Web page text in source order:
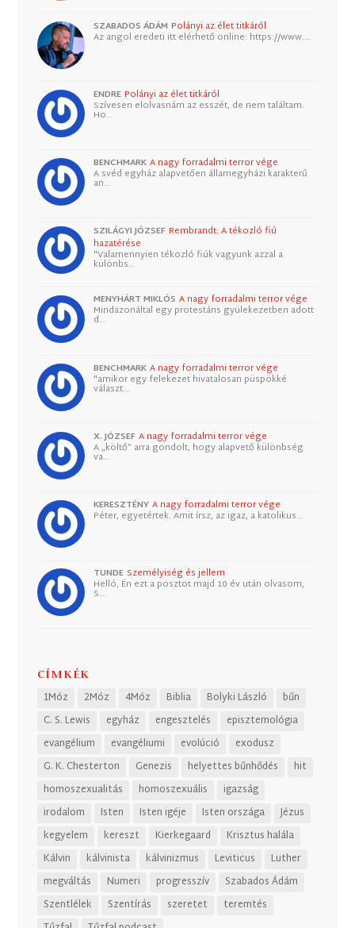
SZABADOS ÁDÁM Polányi az élet titkáról
Az angol eredeti itt elérhető online: https://www.…
ENDRE Polányi az élet titkáról
Szívesen elolvasnám az esszét, de nem találtam.
Ho…
BENCHMARK A nagy forradalmi terror vége
A svéd egyház alapvetően államegyházi karakterű
an…
SZILÁGYI JÓZSEF Rembrandt: A tékozló fiú
hazatérése
"Valamennyien tékozló fiúk vagyunk azzal a
különbs…
MENYHÁRT MIKLÓS A nagy forradalmi terror vége
Mindazonáltal egy protestáns gyülekezetben adott
d…
BENCHMARK A nagy forradalmi terror vége
"amikor egy felekezet hivatalosan püspökké
választ…
X. JÓZSEF A nagy forradalmi terror vége
A „költő” arra gondolt, hogy alapvető különbség
va…
KERESZTÉNY A nagy forradalmi terror vége
Péter, egyetértek. Amit írsz, az igaz, a katolikus…
TUNDE Személyiség és jellem
Helló, Én ezt a posztot majd 10 év után olvasom,
S…
CÍMKÉK
1Móz 2Móz 4Móz Biblia Bolyki László
bűn
C. S. Lewis
egyház engesztelés
episztemológia
evangélium
evangéliumi evolúció
exodusz
G. K. Chesterton
Genezis helyettes bűnhődés
hit
homoszexualitás
homoszexuális
igazság
irodalom
Isten Isten igéje Isten országa
Jézus
kegyelem
kereszt Kierkegaard
Krisztus halála
Kálvin
kálvinista kálvinizmus Leviticus
Luther
megváltás
Numeri progresszív
Szabados Ádám
Szentlélek
Szentírás szeretet
teremtés